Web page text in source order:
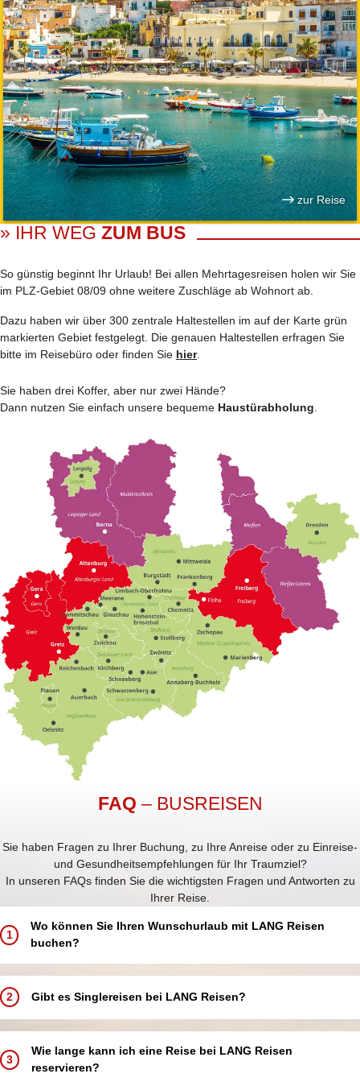
zur Reise
» IHR WEG ZUM BUS
So günstig beginnt Ihr Urlaub! Bei allen Mehrtages­reisen holen wir Sie
im PLZ-Gebiet 08/09 ohne weitere Zuschläge ab Wohnort ab.
Dazu haben wir über 300 zentrale Haltestellen im auf der Karte grün
markierten Gebiet festgelegt. Die genauen Haltestellen erfragen Sie
bitte im Reisebüro oder finden Sie hier.
Sie haben drei Koffer, aber nur zwei Hände?
Dann nutzen Sie einfach unsere bequeme Haustürabholung
FAQ – BUSREISEN
Sie haben Fragen zu Ihrer Buchung, zu Ihre Anreise oder zu Einreise-
und Gesundheitsempfehlungen für Ihr Traumziel?
In unseren FAQs finden Sie die wichtigsten Fragen und Antworten zu
Ihrer Reise.
1
Wo können Sie Ihren Wunschurlaub mit LANG Reisen
buchen?
Buchen Sie Ihren Traumurlaub ganz einfach und bequem:
In einem unserer 5 LANG Reisebüros in Annaberg-Buchholz, Aue,
Chemnitz, Schwarzenberg und Zwickau
Telefonisch über unsere Buchungshotline
Online über unsere Website – rund um die Uhr verfügbar
2 Gibt es Singlereisen bei LANG Reisen?
Bei LANG Reisen bieten wir keine speziellen Singlereisen an.
Alleinreisende sind jedoch herzlich willkommen und können an allen
unseren Reisen teilnehmen.
3
Wie lange kann ich eine Reise bei LANG Reisen
reservieren?